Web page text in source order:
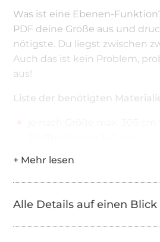
Was ist eine Ebenen-
PDF deine Größe aus und
nötigste. Du liegst zwischen
Auch das ist kein Problem,
aus!
Liste der benötigten
ggf. Bündchenstoffe max.
Alle Details auf einen Blick